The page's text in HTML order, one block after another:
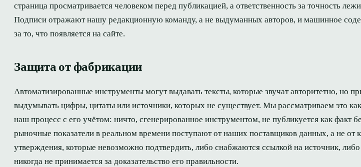
страница просматривается человеком перед публикацией, а ответственность за точность
Подписи отражают нашу редакционную команду, а не выдуманных авторов, и машинное
за то, что появляется на сайте.
Защита от фабрикации
Автоматизированные инструменты могут выдавать тексты, которые звучат авторитетно, но
выдумывать цифры, цитаты или источники, которых не существует. Мы рассматриваем это
наш процесс с его учётом: ничто, сгенерированное инструментом, не публикуется как факт
рыночные показатели в реальном времени поступают от наших поставщиков данных, а не от
утверждения, которые невозможно подтвердить, либо снабжаются ссылкой на источник,
никогда не принимается за доказательство его правильности.